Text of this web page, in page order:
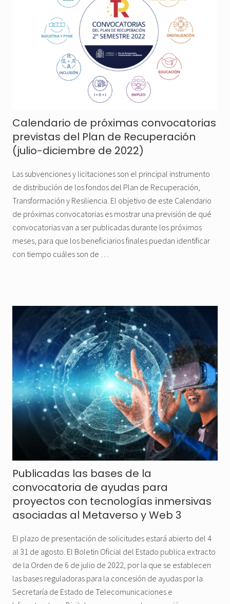
Calendario de próximas convocatorias
previstas del Plan de Recuperación
(julio-diciembre de 2022)
Las subvenciones y licitaciones son el principal instrumento
de distribución de los fondos del Plan de Recuperación,
Transformación y Resiliencia. El objetivo de este Calendario
de próximas convocatorias es mostrar una previsión de qué
convocatorias van a ser publicadas durante los próximos
meses, para que los beneficiarios finales puedan identificar
con tiempo cuáles son de …
Publicadas las bases de la
convocatoria de ayudas para
proyectos con tecnologías inmersivas
asociadas al Metaverso y Web 3
El plazo de presentación de solicitudes estará abierto del 4
al 31 de agosto. El Boletin Oficial del Estado publica extracto
de la Orden de 6 de julio de 2022, por la que se establecen
las bases reguladoras para la concesión de ayudas por la
Secretaría de Estado de Telecomunicaciones e